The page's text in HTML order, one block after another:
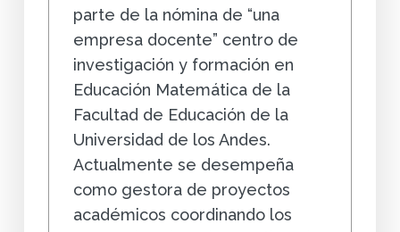
parte de la nómina de “una
empresa docente” centro de
investigación y formación en
Educación Matemática de la
Facultad de Educación de la
Universidad de los Andes.
Actualmente se desempeña
como gestora de proyectos
académicos coordinando los